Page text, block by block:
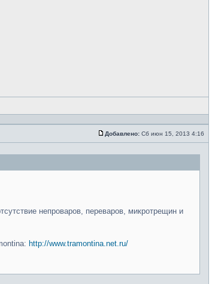
Добавлено: Сб июн 15, 2013 4:16
непроваров, переваров, микротрещин и
http://www.tramontina.net.ru/